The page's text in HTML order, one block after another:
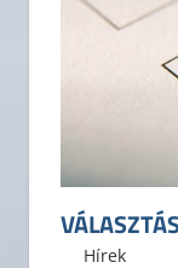
2025.
ELTE ÁJK
Hírek